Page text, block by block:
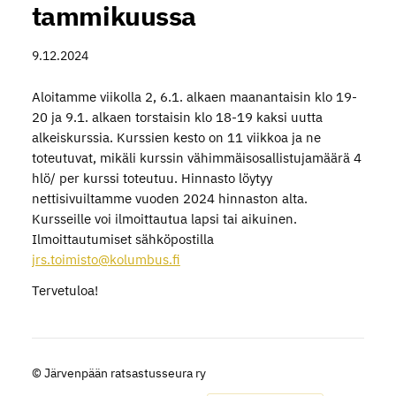
tammikuussa
9.12.2024
Aloitamme viikolla 2, 6.1. alkaen maanantaisin klo 19-
20 ja 9.1. alkaen torstaisin klo 18-19 kaksi uutta
alkeiskurssia. Kurssien kesto on 11 viikkoa ja ne
toteutuvat, mikäli kurssin vähimmäisosallistujamäärä 4
hlö/ per kurssi toteutuu. Hinnasto löytyy
nettisivuiltamme vuoden 2024 hinnaston alta.
Kursseille voi ilmoittautua lapsi tai aikuinen.
Ilmoittautumiset sähköpostilla
jrs.toimisto@kolumbus.fi
Tervetuloa!
© Järvenpään ratsastusseura ry